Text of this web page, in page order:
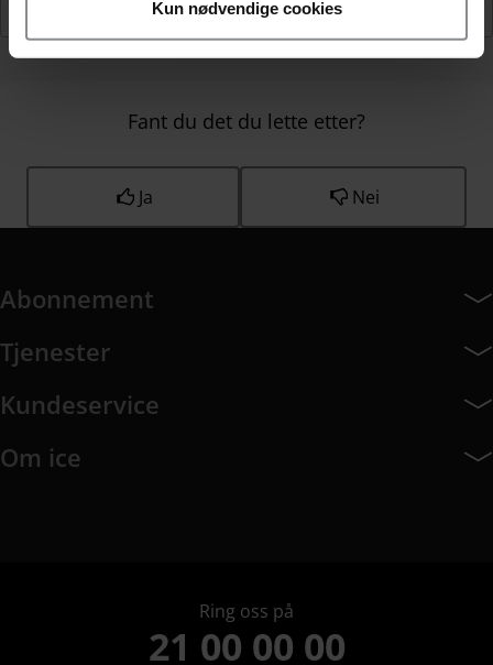
Kun nødvendige cookies
Fant du det du lette etter?
Ja Nei
Abonnement
Tjenester
Kundeservice
Om ice
Ring oss på
21 00 00 00